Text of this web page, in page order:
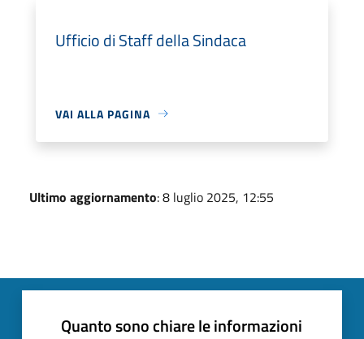
Ufficio di Staff della Sindaca
VAI ALLA PAGINA
Ultimo aggiornamento: 8 luglio 2025, 12:55
Quanto sono chiare le informazioni